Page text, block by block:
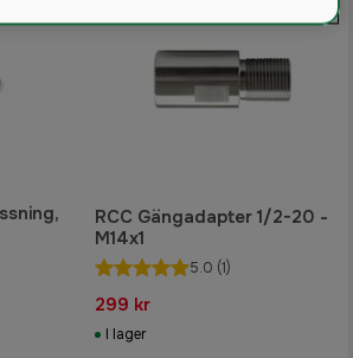
RCC Gängadapter 1/2-20 -
M14x1
5.0 (1)
299 kr
I lager